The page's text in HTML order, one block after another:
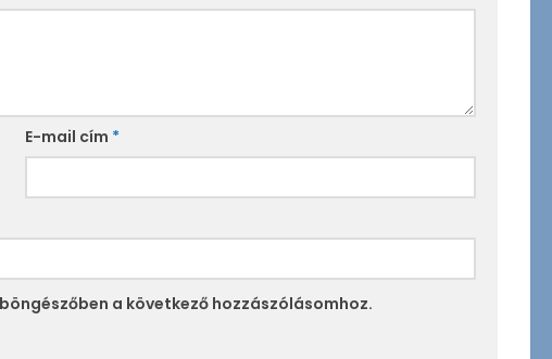
E-mail cím *
a következő hozzászólásomhoz.